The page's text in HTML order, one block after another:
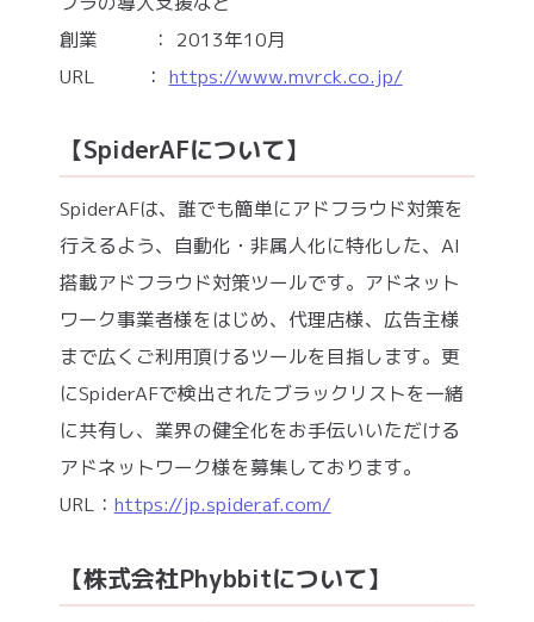
創業 ： 2013年10月
URL ： https://www.mvrck.co.jp/
【SpiderAFについて】
SpiderAFは、誰でも簡単にアドフラウド対策を
行えるよう、自動化・非属人化に特化した、AI
搭載アドフラウド対策ツールです。アドネット
ワーク事業者様をはじめ、代理店様、広告主様
まで広くご利用頂けるツールを目指します。更
にSpiderAFで検出されたブラックリストを一緒
に共有し、業界の健全化をお手伝いいただける
アドネットワーク様を募集しております。
URL： https://jp.spideraf.com/
【株式会社Phybbitについて】